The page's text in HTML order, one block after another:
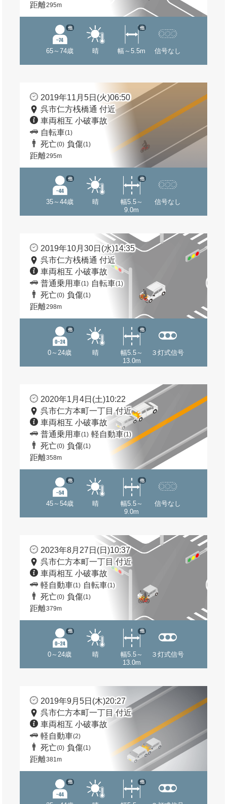
距離295m
65～74歳
他
晴 幅～5.5m
他
信号なし
2019年11月5日(火)06:50
呉市仁方桟橋通 付近
車両相互 小破事故
自転車(1)
死亡(0) 負傷(1)
距離295m
35～44歳
他
晴
幅5.5～
9.0m
他
信号なし
2019年10月30日(水)14:35
呉市仁方桟橋通 付近
車両相互 小破事故
普通乗用車(1) 自転車(1)
死亡(0) 負傷(1)
距離298m
0～24歳
他
晴
幅5.5～
13.0m
他
３灯式信号
2020年1月4日(土)10:22
呉市仁方本町一丁目 付近
車両相互 小破事故
普通乗用車(1) 軽自動車(1)
死亡(0) 負傷(1)
距離358m
45～54歳
他
晴
幅5.5～
9.0m
他
信号なし
2023年8月27日(日)10:37
呉市仁方本町一丁目 付近
車両相互 小破事故
軽自動車(1) 自転車(1)
死亡(0) 負傷(1)
距離379m
0～24歳
他
晴
幅5.5～
13.0m
他
３灯式信号
2019年9月5日(木)20:27
呉市仁方本町一丁目 付近
車両相互 小破事故
軽自動車(2)
死亡(0) 負傷(1)
距離381m
他 他